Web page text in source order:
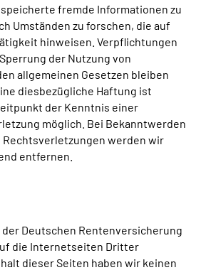
fremde Informationen zu
Umständen zu forschen, die auf
hinweisen. Verpflichtungen
der Nutzung von
allgemeinen Gesetzen bleiben
diesbezügliche Haftung ist
der Kenntnis einer
möglich. Bei Bekanntwerden
werden wir
entfernen.
Deutschen Rentenversicherung
die Internetseiten Dritter
dieser Seiten haben wir keinen